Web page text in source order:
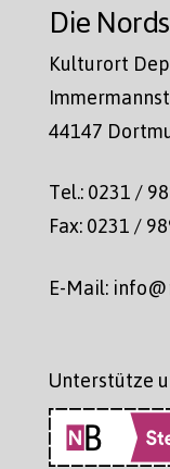
Die
Kulturort
44147
Tel.: 0231 /
Fax: 0231 /
E-Mail:
Unterstütze